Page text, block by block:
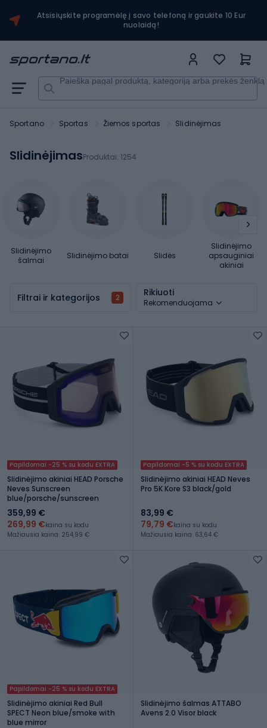
Atsisiųskite programėlę į savo telefoną ir gaukite 10 Eur
nuolaidą!
Paieška pagal produktą, kategoriją arba prekės ženklą
Sportano Sportas Žiemos sportas Slidinėjimas
SlidinėjimasProduktai: 1254
Slidinėjimo
šalmai
Slidinėjimo batai Slidės
Slidinėjimo
apsauginiai
akiniai
Filtrai ir kategorijos 2 Rikiuoti
Rekomenduojama
Papildomai -25 % su kodu EXTRA
Slidinėjimo akiniai HEAD Porsche
Neves Sunscreen
blue/porsche/sunscreen
359,99 €
269,99 €kaina su kodu
Mažiausia kaina: 254,99 €
Papildomai -5 % su kodu EXTRA
Slidinėjimo akiniai HEAD Neves
Pro 5K Kore S3 black/gold
83,99 €
79,79 €kaina su kodu
Mažiausia kaina: 63,64 €
Papildomai -25 % su kodu EXTRA
Slidinėjimo akiniai Red Bull
SPECT Neon blue/smoke with
blue mirror
Slidinėjimo šalmas ATTABO
Avens 2.0 Visor black